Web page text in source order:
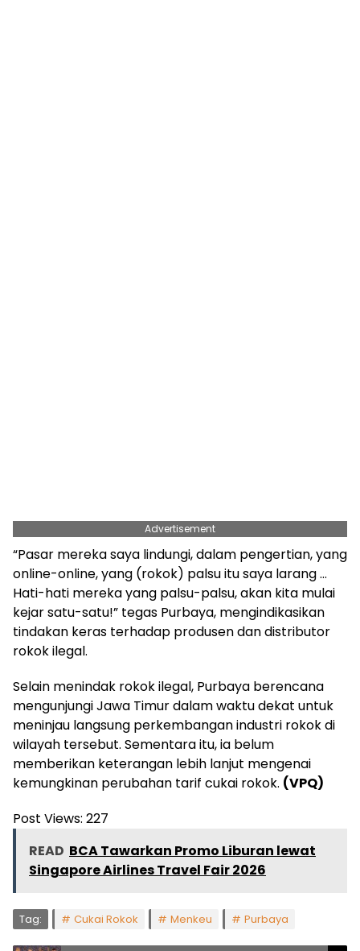
Advertisement
“Pasar mereka saya lindungi, dalam pengertian, yang
online-online, yang (rokok) palsu itu saya larang …
Hati-hati mereka yang palsu-palsu, akan kita mulai
kejar satu-satu!” tegas Purbaya, mengindikasikan
tindakan keras terhadap produsen dan distributor
rokok ilegal.
Selain menindak rokok ilegal, Purbaya berencana
mengunjungi Jawa Timur dalam waktu dekat untuk
meninjau langsung perkembangan industri rokok di
wilayah tersebut. Sementara itu, ia belum
memberikan keterangan lebih lanjut mengenai
kemungkinan perubahan tarif cukai rokok. (VPQ)
Post Views: 227
READ BCA Tawarkan Promo Liburan lewat
Singapore Airlines Travel Fair 2026
Tag: Cukai Rokok Menkeu Purbaya